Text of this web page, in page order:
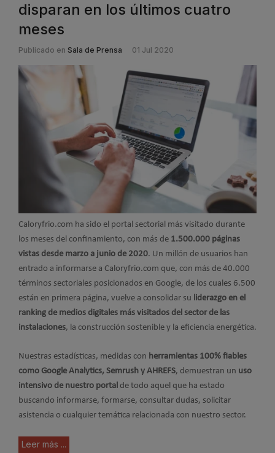
disparan en los últimos cuatro
meses
Publicado en Sala de Prensa 01 Jul 2020
Caloryfrio.com ha sido el portal sectorial más visitado durante
los meses del confinamiento, con más de 1.500.000 páginas
vistas desde marzo a junio de 2020. Un millón de usuarios han
entrado a informarse a Caloryfrio.com que, con más de 40.000
términos sectoriales posicionados en Google, de los cuales 6.500
están en primera página, vuelve a consolidar su liderazgo en el
ranking de medios digitales más visitados del sector de las
instalaciones, la construcción sostenible y la eficiencia energética.
Nuestras estadísticas, medidas con herramientas 100% fiables
como Google Analytics, Semrush y AHREFS, demuestran un uso
intensivo de nuestro portal de todo aquel que ha estado
buscando informarse, formarse, consultar dudas, solicitar
asistencia o cualquier temática relacionada con nuestro sector.
Leer más ...